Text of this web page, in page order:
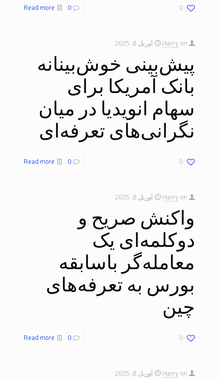
0
0
Read more
Harryon آوریل 8, 2025
پیش‌بینی خوش‌بینانه
بانک آمریکا برای
سهام انویدیا در میان
نگرانی‌های تعرفه‌ای
0
0
Read more
Harryon آوریل 8, 2025
واکنش صریح و
دوکلمه‌ای یک
معامله‌گر باسابقه
بورس به تعرفه‌های
چین
0
0
Read more
Harryon آوریل 8, 2025